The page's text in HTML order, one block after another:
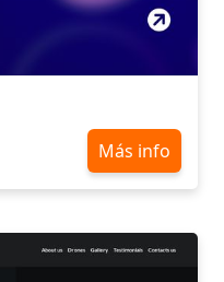
Más info